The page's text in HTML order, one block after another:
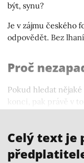
být, synu?
Je v zájmu českého
odpovědět. Bez
Proč
Pokud hledat
konci, pak právě v
Celý text je